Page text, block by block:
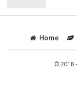
Home
© 2018